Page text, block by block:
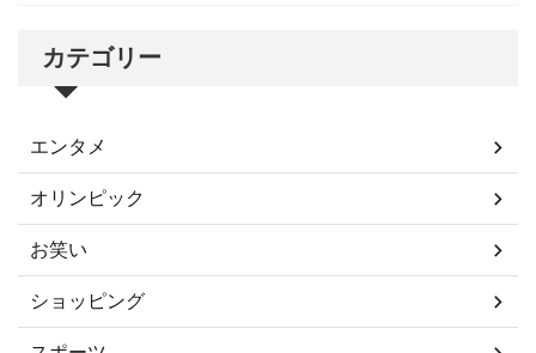
カテゴリー
エンタメ
オリンピック
お笑い
ショッピング